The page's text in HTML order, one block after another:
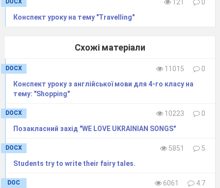
DOCX 121
0
Конспект уроку на тему "Travelling"
Схожі матеріали
DOCX 11015
0
Конспект уроку з англійської мови для 4-го класу на
тему: "Shopping"
DOCX 10223
0
Позакласний захід "WE LOVE UKRAINIAN SONGS"
DOCX 5851
5
Students try to write their fairy tales.
DOC 6061
4.7